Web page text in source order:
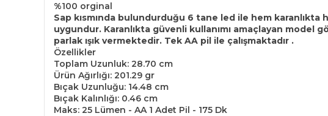
%100 orginal
Sap kısmında bulundurduğu 6 tane led ile hem karanlıkta
uygundur. Karanlıkta güvenli kullanımı amaçlayan model
parlak ışık vermektedir. Tek AA pil ile çalışmaktadır .
Özellikler
Toplam Uzunluk: 28.70 cm
Ürün Ağırlığı: 201.29 gr
Bıçak Uzunluğu: 14.48 cm
Bıçak Kalınlığı: 0.46 cm
Maks: 25 Lümen - AA 1 Adet Pil - 175 Dk